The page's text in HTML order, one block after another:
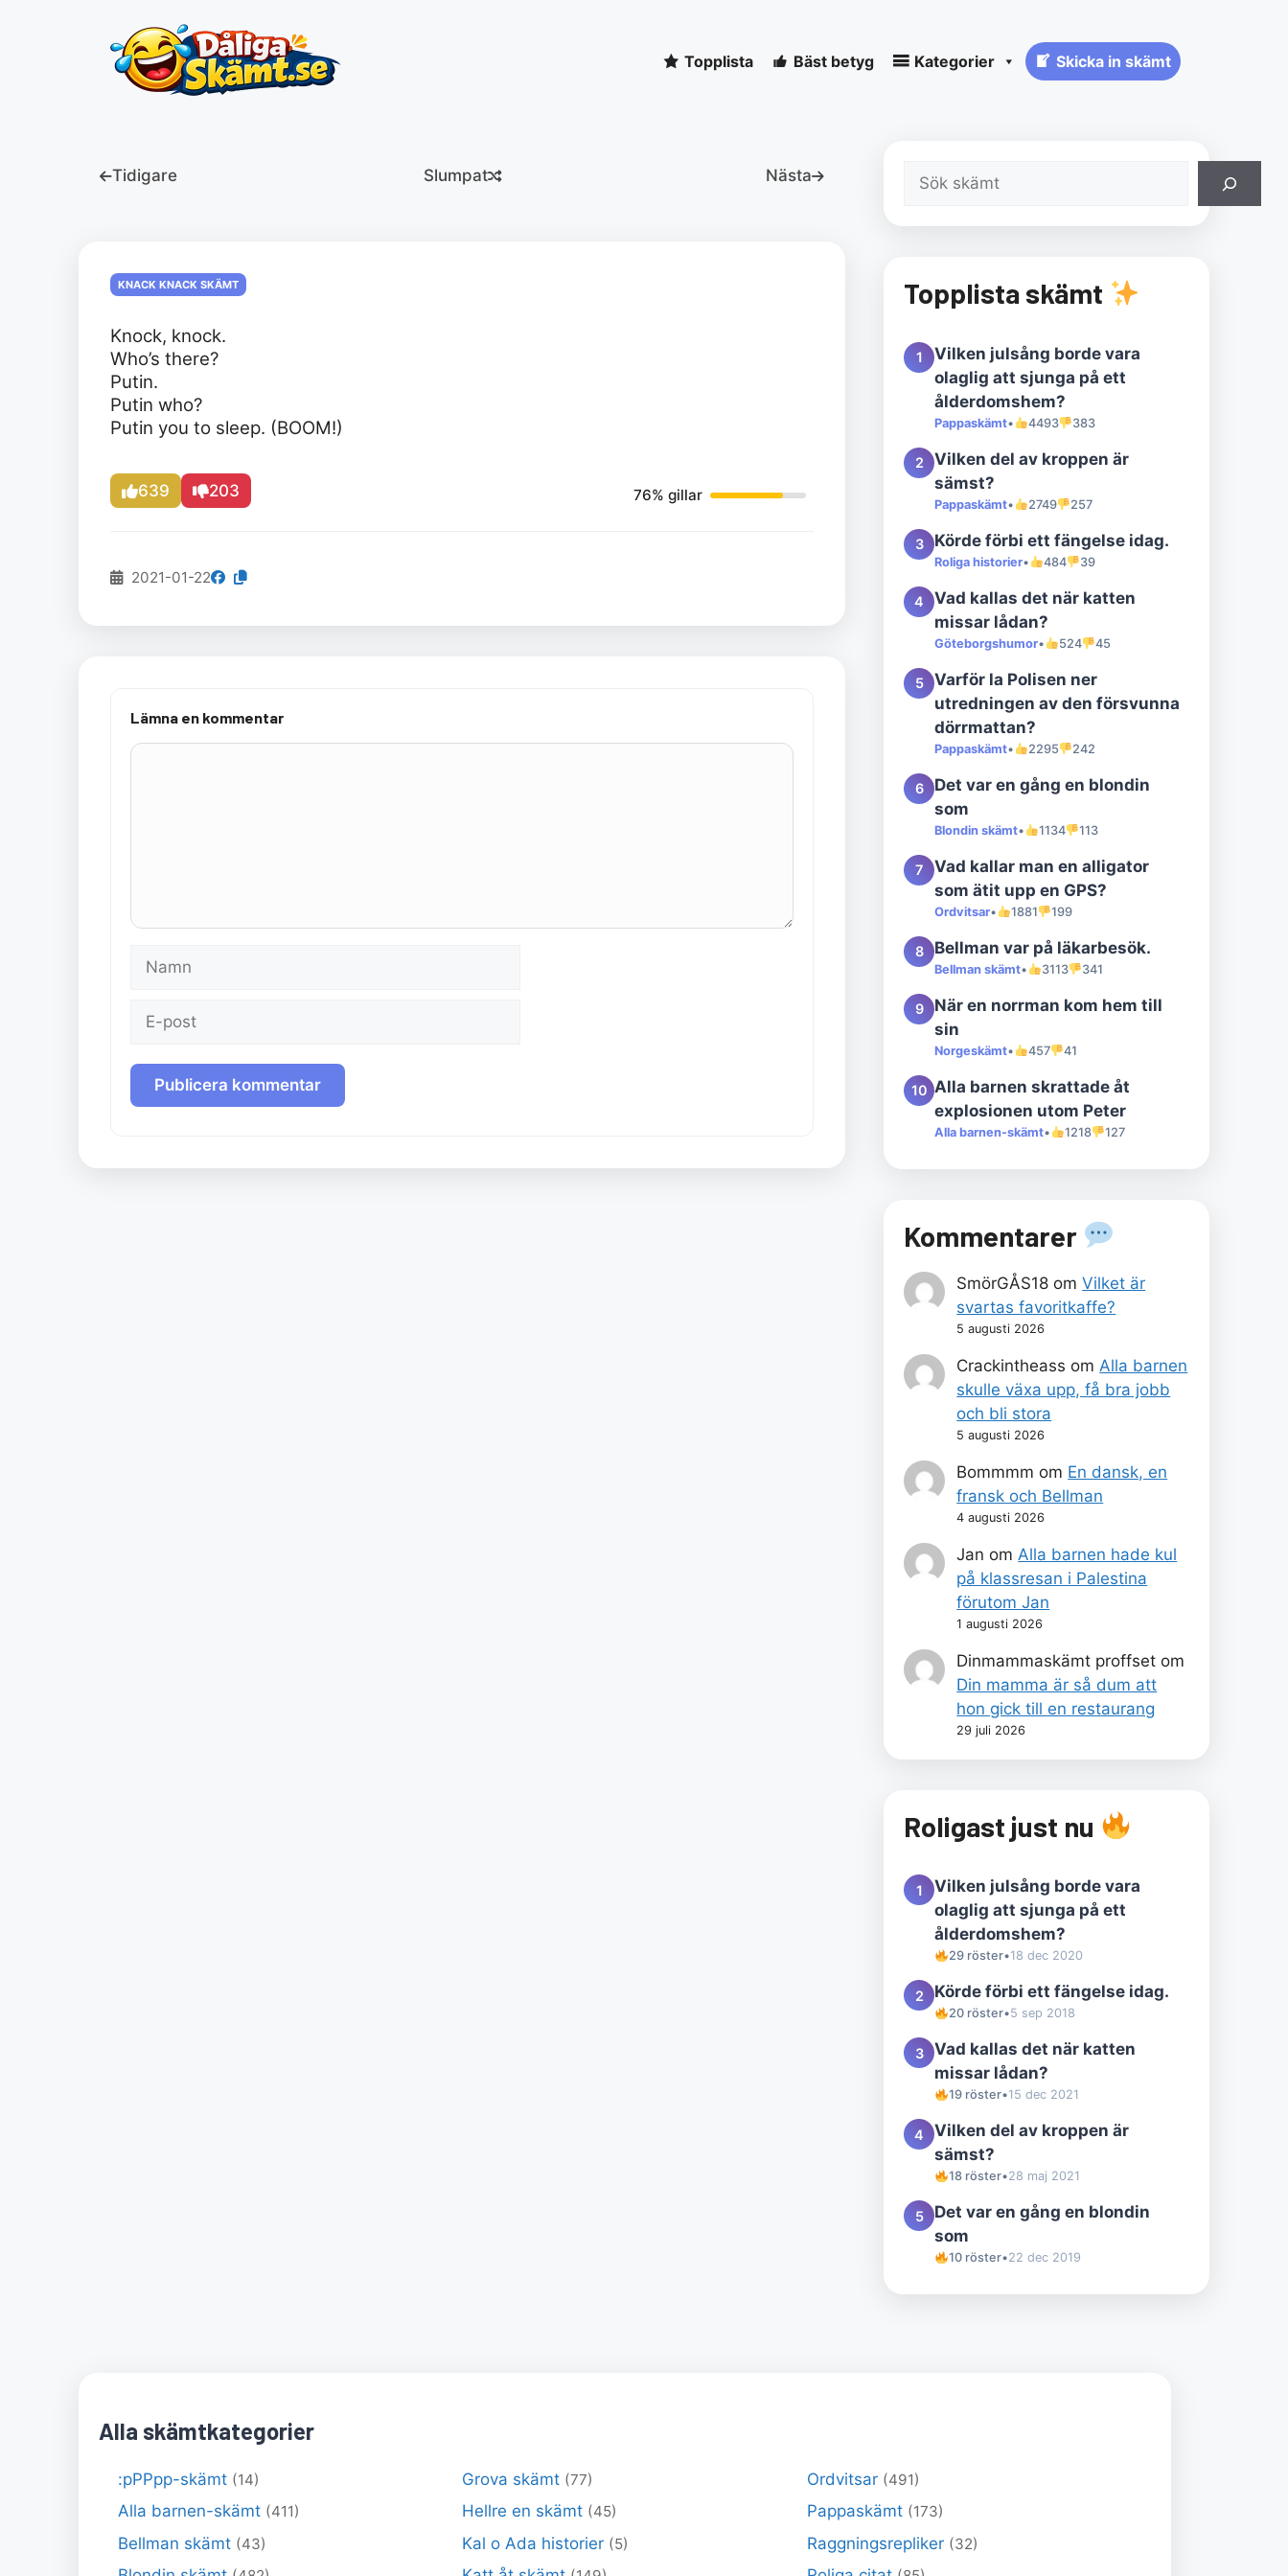
Topplista Bäst betyg Kategorier Skicka in skämt
Tidigare Slumpat Nästa
KNACK KNACK SKÄMT
Knock, knock.
Who’s there?
Putin.
Putin who?
Putin you to sleep. (BOOM!)
639 203 76% gillar
2021-01-22
Lämna en kommentar
Kommentar
Namn
Sök
Topplista skämt
1
Vilken julsång borde vara
olaglig att sjunga på ett
ålderdomshem?
Pappaskämt• 4493 383
2
Vilken del av kroppen är
sämst?
Pappaskämt• 2749 257
3 Körde förbi ett fängelse idag.
Roliga historier• 484 39
4
Vad kallas det när katten
missar lådan?
Göteborgshumor• 524 45
5
Varför la Polisen ner
utredningen av den försvunna
dörrmattan?
Pappaskämt• 2295 242
6
Det var en gång en blondin
som
Blondin skämt• 1134 113
7
Vad kallar man en alligator
som ätit upp en GPS?
Ordvitsar• 1881 199
8 Bellman var på läkarbesök.
Bellman skämt• 3113 341
9
När en norrman kom hem till
sin
Norgeskämt• 457 41
10 Alla barnen skrattade åt
explosionen utom Peter
Alla barnen-skämt• 1218 127
Kommentarer
SmörGÅS18 omVilket är
svartas favoritkaffe?
5 augusti 2026
Crackintheass om Alla barnen
skulle växa upp, få bra jobb
och bli stora
5 augusti 2026
Bommmm om En dansk, en
fransk och Bellman
4 augusti 2026
Jan om Alla barnen hade kul
på klassresan i Palestina
förutom Jan
1 augusti 2026
Dinmammaskämt proffset om
Din mamma är så dum att
hon gick till en restaurang
29 juli 2026
Roligast just nu
1
Vilken julsång borde vara
olaglig att sjunga på ett
ålderdomshem?
29 röster•18 dec 2020
2 Körde förbi ett fängelse idag.
20 röster•5 sep 2018
3
Vad kallas det när katten
missar lådan?
19 röster•15 dec 2021
4
Vilken del av kroppen är
sämst?
18 röster•28 maj 2021
5
Det var en gång en blondin
som
10 röster•22 dec 2019
Alla skämtkategorier
:pPPpp-skämt (14)
Alla barnen-skämt (411)
Bellman skämt (43)
Grova skämt (77)
Hellre en skämt (45)
Kal o Ada historier (5)
Ordvitsar (491)
Pappaskämt (173)
Raggningsrepliker (32)